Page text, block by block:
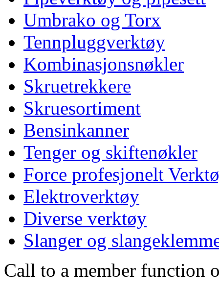
Umbrako og Torx
Tennpluggverktøy
Kombinasjonsnøkler
Skruetrekkere
Skruesortiment
Bensinkanner
Tenger og skiftenøkler
Force profesjonelt
Elektroverktøy
Diverse verktøy
Slanger og
Call to a member function